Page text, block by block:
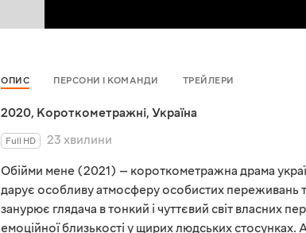
ОПИС ПЕРСОНИ І КОМАНДИ ТРЕЙЛЕРИ
2020, Короткометражні, Україна
Full HD
23 хвилини
Обійми мене (2021) — короткометражна драма
дарує особливу атмосферу особистих переживань
занурює глядача в тонкий і чуттєвий світ власних
емоційної близькості у щирих людських стосунках.